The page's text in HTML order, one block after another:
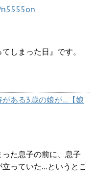
しまった日』です。
がある3歳の娘が…【娘
た息子の前に、息子
っていた…というとこ